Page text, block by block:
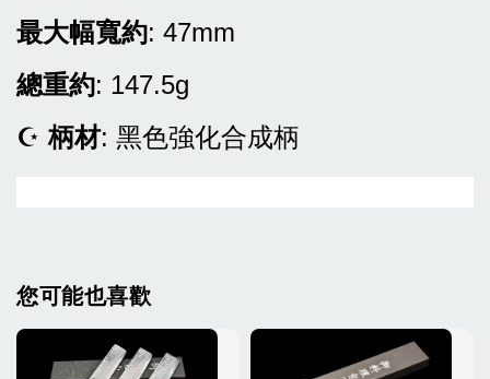
最大幅寬約: 47mm
總重約: 147.5g
☪柄材: 黑色強化合成柄
您可能也喜歡